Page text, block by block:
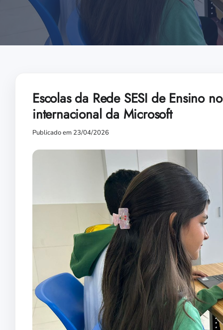
Escolas da Rede SESI de Ensino
internacional da Microsoft
Publicado em 23/04/2026